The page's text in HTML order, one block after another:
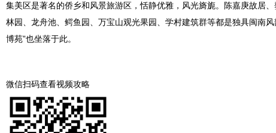
集美区是著名的侨乡和风景旅游区，恬静优雅，风光旖旎。陈嘉庚故居
林园、龙舟池、鳄鱼园、万宝山观光果园、学村建筑群等都是独具闽南风
博苑”也坐落于此。
微信扫码查看视频攻略